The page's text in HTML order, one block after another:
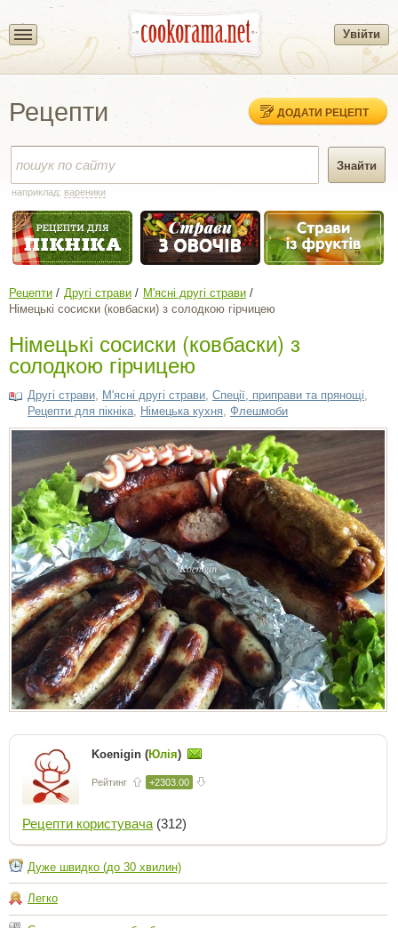
Увійти
Рецепти ДОДАТИ РЕЦЕПТ
наприклад: вареники
Рецепти Другі страви
М'ясні другі страви
Німецькі сосиски (ковбаски) з солодкою гірчицею
Німецькі сосиски (ковбаски) з
солодкою гірчицею
Другі страви М'ясні другі страви Спеції, приправи та прянощі
Рецепти для пікніка Німецька кухня Флешмоби
Koenigin (Юлія)
Рейтинг +2303.00
Рецепти користувача (312)
Дуже швидко (до 30 хвилин)
Легко